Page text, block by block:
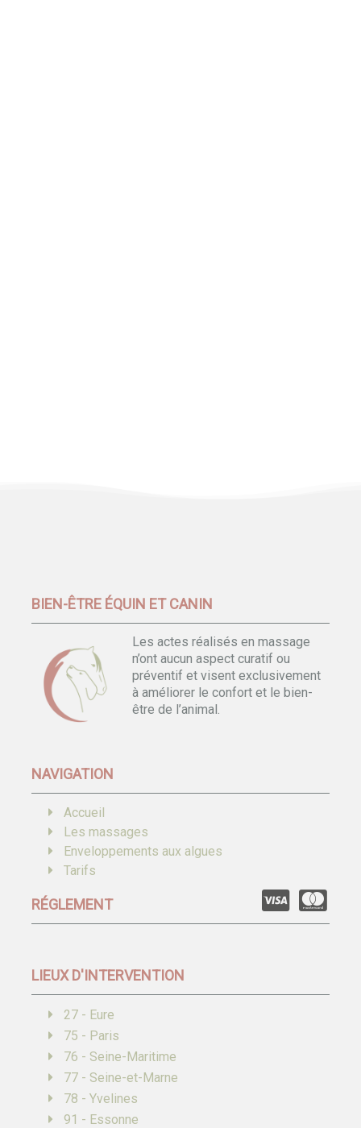
BIEN-ÊTRE ÉQUIN ET CANIN
Les actes réalisés en massage
n’ont aucun aspect curatif ou
préventif et visent exclusivement
à améliorer le confort et le bien-
être de l’animal.
NAVIGATION
Accueil
Les massages
Enveloppements aux algues
Tarifs
RÉGLEMENT
LIEUX D'INTERVENTION
27 - Eure
75 - Paris
76 - Seine-Maritime
77 - Seine-et-Marne
78 - Yvelines
91 - Essonne